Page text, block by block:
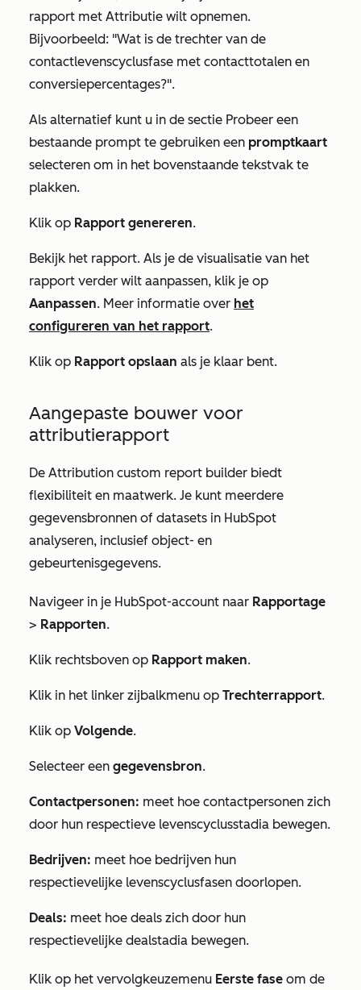
rapport met Attributie wilt opnemen.
Bijvoorbeeld: "Wat is de trechter van de
contactlevenscyclusfase met contacttotalen en
conversiepercentages?".
Als alternatief kunt u in de sectie Probeer een
bestaande prompt te gebruiken een promptkaart
selecteren om in het bovenstaande tekstvak te
plakken.
Klik op Rapport genereren.
Bekijk het rapport. Als je de visualisatie van het
rapport verder wilt aanpassen, klik je op
Aanpassen. Meer informatie over het
configureren van het rapport.
Klik op Rapport opslaan als je klaar bent.
Aangepaste bouwer voor
attributierapport
De Attribution custom report builder biedt
flexibiliteit en maatwerk. Je kunt meerdere
gegevensbronnen of datasets in HubSpot
analyseren, inclusief object- en
gebeurtenisgegevens.
Navigeer in je HubSpot-account naar Rapportage
> Rapporten.
Klik rechtsboven op Rapport maken.
Klik in het linker zijbalkmenu op Trechterrapport.
Klik op Volgende.
Selecteer een gegevensbron.
Contactpersonen: meet hoe contactpersonen zich
door hun respectieve levenscyclusstadia bewegen.
Bedrijven: meet hoe bedrijven hun
respectievelijke levenscyclusfasen doorlopen.
Deals: meet hoe deals zich door hun
respectievelijke dealstadia bewegen.
Klik op het vervolgkeuzemenu Eerste fase om de